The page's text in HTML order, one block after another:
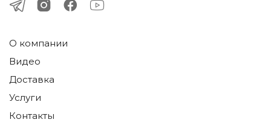
О компании
Видео
Доставка
Услуги
Контакты